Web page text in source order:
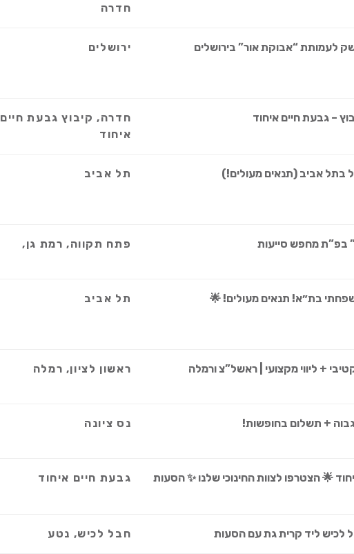
חדרה
לעמותת “אבוקת אור” בירושלים ירושלים
– גבעת חיים איחוד
חדרה, קיבוץ גבעת חיים
איחוד
בתל אביב (תנאים מעולים!) תל אביב
בפ”ת מחפש סייעות פתח תקווה, רמת גן,
בת״א! תנאים מעולים! 🌟 תל אביב
+ ליווי מקצועי | ראשל”צ ורמלה ראשון לציון, רמלה
+ תשלום בחופשות! נס ציונה
🌟 הצטרפו לצוות החינוכי שלנו ✨ הסעות
גבעת חיים איחוד
לכיש ליד קרית גת עם הסעות חבל לכיש, נטע